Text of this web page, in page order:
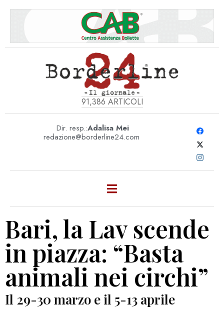
91,386 ARTICOLI
Dir. resp.:Adalisa Mei
redazione@borderline24.com
Bari, la Lav scende
in piazza: “Basta
animali nei circhi”
Il 29-30 marzo e il 5-13 aprile